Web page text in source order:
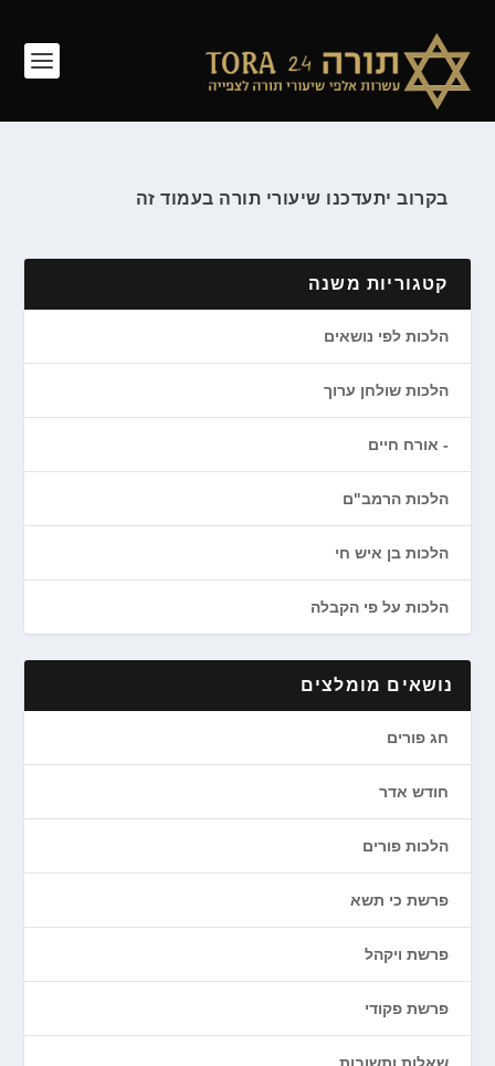
בקרוב יתעדכנו שיעורי תורה בעמוד זה
קטגוריות משנה
הלכות לפי נושאים
הלכות שולחן ערוך
אורח חיים
הלכות הרמב"ם
הלכות בן איש חי
הלכות על פי הקבלה
נושאים מומלצים
חג פורים
חודש אדר
הלכות פורים
פרשת כי תשא
פרשת ויקהל
פרשת פקודי